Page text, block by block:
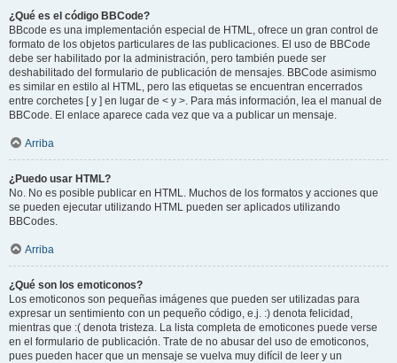
¿Qué es el código BBCode?
BBcode es una implementación especial de HTML, ofrece un gran control de
formato de los objetos particulares de las publicaciones. El uso de BBCode
debe ser habilitado por la administración, pero también puede ser
deshabilitado del formulario de publicación de mensajes. BBCode asimismo
es similar en estilo al HTML, pero las etiquetas se encuentran encerrados
entre corchetes [ y ] en lugar de < y >. Para más información, lea el manual de
BBCode. El enlace aparece cada vez que va a publicar un mensaje.
Arriba
¿Puedo usar HTML?
No. No es posible publicar en HTML. Muchos de los formatos y acciones que
se pueden ejecutar utilizando HTML pueden ser aplicados utilizando
BBCodes.
Arriba
¿Qué son los emoticonos?
Los emoticonos son pequeñas imágenes que pueden ser utilizadas para
expresar un sentimiento con un pequeño código, e.j. :) denota felicidad,
mientras que :( denota tristeza. La lista completa de emoticones puede verse
en el formulario de publicación. Trate de no abusar del uso de emoticonos,
pues pueden hacer que un mensaje se vuelva muy difícil de leer y un